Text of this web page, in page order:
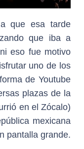
que esa tarde
que iba a
eso fue motivo
uno de los
de Youtube
plazas de la
en el Zócalo)
mexicana
pantalla grande.